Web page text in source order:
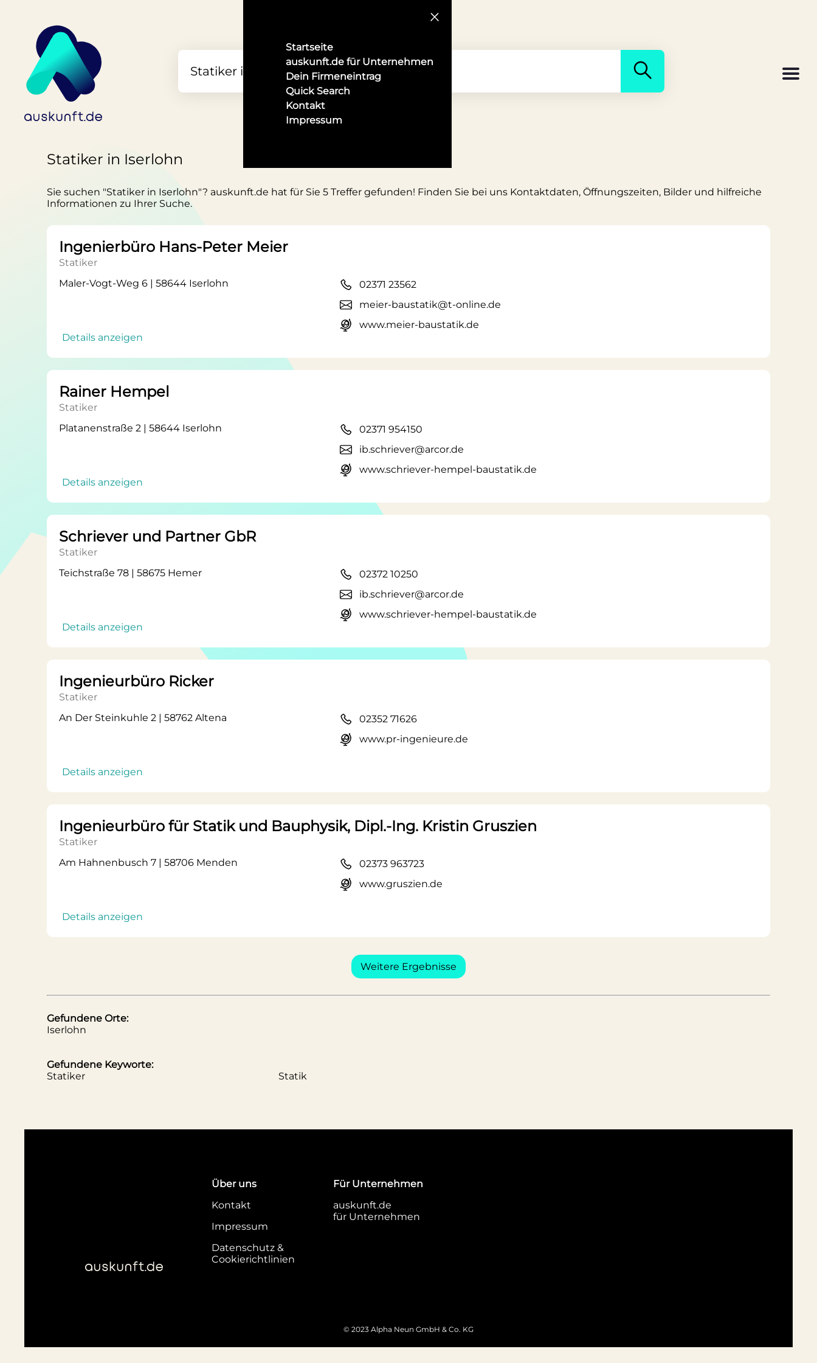
Startseite
auskunft.de für Unternehmen
Dein Firmeneintrag
Quick Search
Kontakt
Impressum
Statiker in Iserlohn
Sie suchen "Statiker in Iserlohn"? auskunft.de hat für Sie 5 Treffer gefunden! Finden Sie bei uns Kontaktdaten, Öffnungszeiten, Bilder und hilfreiche
Informationen zu Ihrer Suche.
Ingenierbüro Hans-Peter Meier
Statiker
Maler-Vogt-Weg 6 | 58644 Iserlohn
Details anzeigen
02371 23562
meier-baustatik@t-online.de
www.meier-baustatik.de
Rainer Hempel
Statiker
Platanenstraße 2 | 58644 Iserlohn
Details anzeigen
02371 954150
ib.schriever@arcor.de
www.schriever-hempel-baustatik.de
Schriever und Partner GbR
Statiker
Teichstraße 78 | 58675 Hemer
Details anzeigen
02372 10250
ib.schriever@arcor.de
www.schriever-hempel-baustatik.de
Ingenieurbüro Ricker
Statiker
An Der Steinkuhle 2 | 58762 Altena
Details anzeigen
02352 71626
www.pr-ingenieure.de
Ingenieurbüro für Statik und Bauphysik, Dipl.-Ing. Kristin Gruszien
Statiker
Am Hahnenbusch 7 | 58706 Menden
Details anzeigen
02373 963723
www.gruszien.de
Weitere Ergebnisse
Gefundene Orte:
Iserlohn
Gefundene Keyworte:
Statiker
Statik
Über uns
Kontakt
Impressum
Datenschutz &
Cookierichtlinien
Für Unternehmen
auskunft.de
für Unternehmen
© 2023 Alpha Neun GmbH & Co. KG